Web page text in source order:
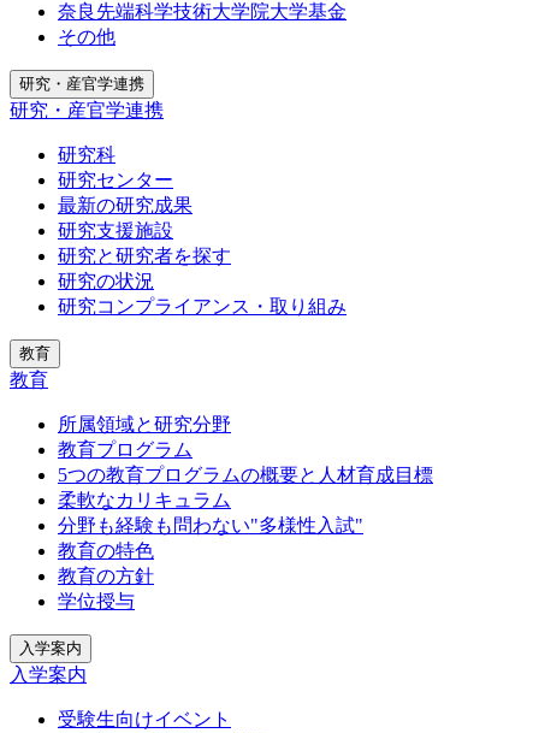
奈良先端科学技術大学院大学基金
その他
研究・産官学連携
研究・産官学連携
研究科
研究センター
最新の研究成果
研究支援施設
研究と研究者を探す
研究の状況
研究コンプライアンス・取り組み
教育
教育
所属領域と研究分野
教育プログラム
5つの教育プログラムの概要と人材育成目標
柔軟なカリキュラム
分野も経験も問わない"多様性入試"
教育の特色
教育の方針
学位授与
入学案内
入学案内
受験生向けイベント